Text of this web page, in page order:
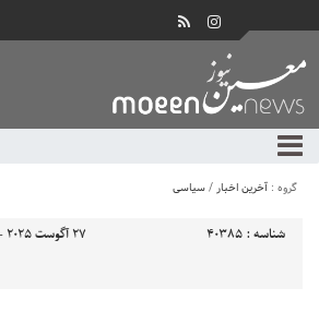
گروه : آخرین اخبار/سیاسی
شناسه : 40385 27 آگوست 2025 - 14:43